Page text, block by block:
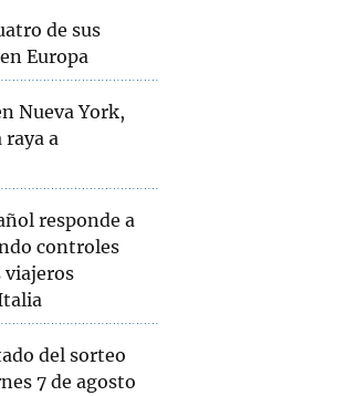
de sus
Europa
Nueva York,
a
responde a
controles
del sorteo
7 de agosto